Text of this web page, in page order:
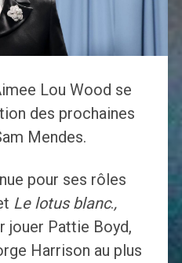
Lou Wood se
des prochaines
Mendes.
pour ses rôles
Le lotus blanc.,
jouer Pattie Boyd,
Harrison au plus